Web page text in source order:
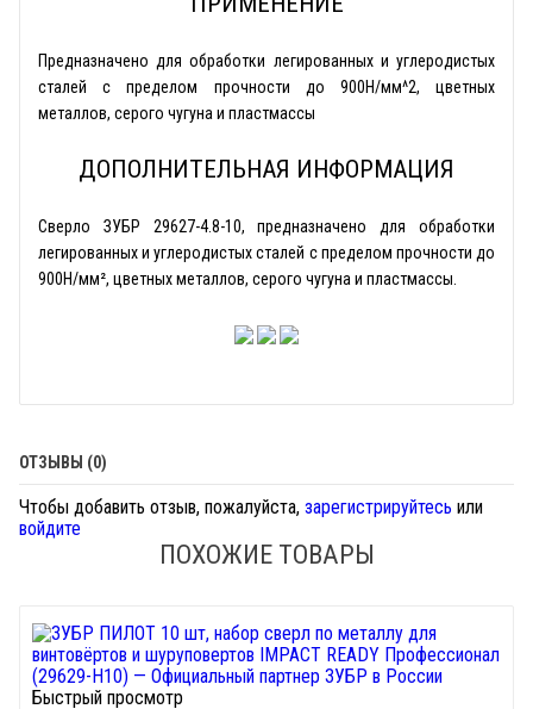
Предназначено для обработки легированных и углеродистых
сталей с пределом прочности до 900Н/мм^2, цветных
металлов, серого чугуна и пластмассы
ДОПОЛНИТЕЛЬНАЯ ИНФОРМАЦИЯ
Сверло ЗУБР 29627-4.8-10, предназначено для обработки
легированных и углеродистых сталей с пределом прочности до
900Н/мм², цветных металлов, серого чугуна и пластмассы.
ОТЗЫВЫ (0)
Чтобы добавить отзыв, пожалуйста, зарегистрируйтесь или
войдите
ПОХОЖИЕ ТОВАРЫ
Быстрый просмотр